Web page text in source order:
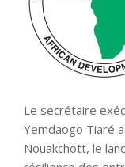
Le secrétaire
Yemdaogo Tiaré
Nouakchott, le